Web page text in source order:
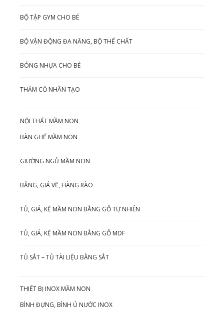
BỘ TẬP GYM CHO BÉ
BỘ VẬN ĐỘNG ĐA NĂNG, BỘ THỂ CHẤT
BÓNG NHỰA CHO BÉ
THẢM CỎ NHÂN TẠO
NỘI THẤT MẦM NON
BÀN GHẾ MẦM NON
GIƯỜNG NGỦ MẦM NON
BẢNG, GIÁ VẼ, HÀNG RÀO
TỦ, GIÁ, KỆ MẦM NON BẰNG GỖ TỰ NHIÊN
TỦ, GIÁ, KỆ MẦM NON BẰNG GỖ MDF
TỦ SẮT – TỦ TÀI LIỆU BẰNG SẮT
THIẾT BỊ INOX MẦM NON
BÌNH ĐỰNG, BÌNH Ủ NƯỚC INOX